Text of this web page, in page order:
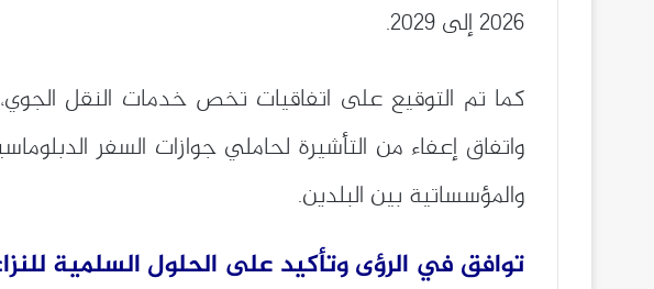
2026 إلى 2029.
كما تم التوقيع على اتفاقيات تخص خدمات النقل
واتفاق إعفاء من التأشيرة لحاملي جوازات السفر
والمؤسساتية بين البلدين.
توافق في الرؤى وتأكيد على الحلول السلمية